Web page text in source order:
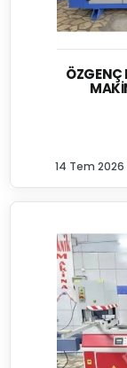
ÖZGENÇ
14 Tem 2026